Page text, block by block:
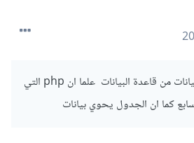
هذه الشيفرة لا تجلب البيانات من قاعدة البيانات علما ان php التي
كما ان الجدول يحوي بيانات